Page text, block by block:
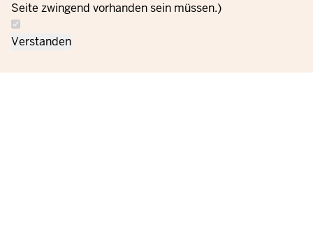
Seite zwingend vorhanden sein müssen.)
Verstanden
Bize
ulaşın